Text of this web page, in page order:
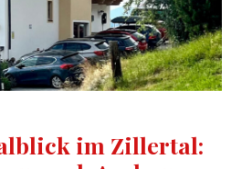
im Zillertal: